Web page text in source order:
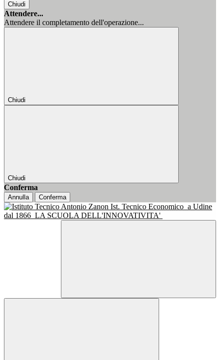
Chiudi
Attendere...
Attendere il completamento dell'operazione...
Chiudi
Chiudi
Conferma
Annulla Conferma
Ist. Tecnico Economico a Udine
dal 1866 LA SCUOLA DELL'INNOVATIVITA'